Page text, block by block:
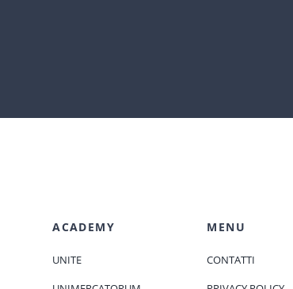
ACADEMY
UNITE
MENU
CONTATTI